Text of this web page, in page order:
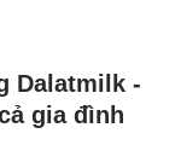
Dalatmilk -
gia đình